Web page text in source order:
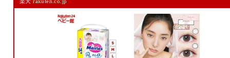
メールアドレスは公開されません。
また、コメント欄には、必ず日本語を含めてください（スパム対策）。